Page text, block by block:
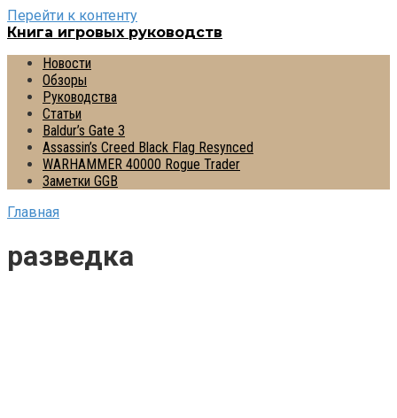
Перейти к контенту
Книга игровых руководств
Новости
Обзоры
Руководства
Статьи
Baldur’s Gate 3
Assassin’s Creed Black Flag Resynced
WARHAMMER 40000 Rogue Trader
Заметки GGB
Главная
разведка